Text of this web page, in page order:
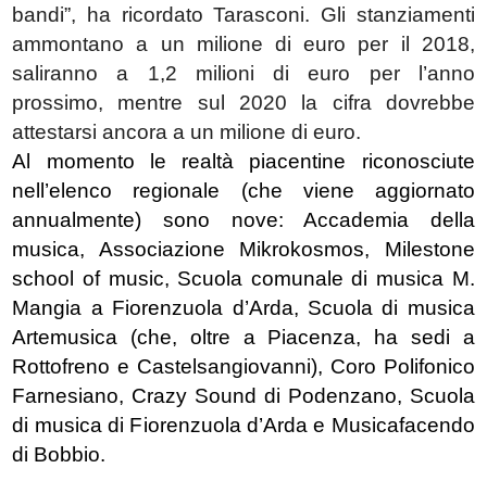
bandi”, ha ricordato Tarasconi. Gli stanziamenti
ammontano a un milione di euro per il 2018,
saliranno a 1,2 milioni di euro per l’anno
prossimo, mentre sul 2020 la cifra dovrebbe
attestarsi ancora a un milione di euro.
Al momento le realtà piacentine riconosciute
nell’elenco regionale (che viene aggiornato
annualmente) sono nove: Accademia della
musica, Associazione Mikrokosmos, Milestone
school of music, Scuola comunale di musica M.
Mangia a Fiorenzuola d’Arda, Scuola di musica
Artemusica (che, oltre a Piacenza, ha sedi a
Rottofreno e Castelsangiovanni), Coro Polifonico
Farnesiano, Crazy Sound di Podenzano, Scuola
di musica di Fiorenzuola d’Arda e Musicafacendo
di Bobbio.